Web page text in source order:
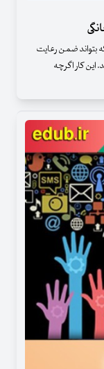
بتواند ضمن رعایت
این کار اگرچه